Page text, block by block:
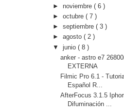
► noviembre ( 6 )
► octubre ( 7 )
► septiembre ( 3 )
► agosto ( 2 )
▼ junio ( 8 )
anker - astro e7
EXTERNA
Filmic Pro 6.1 -
Español R...
AfterFocus 3.1.5
Difuminación ...